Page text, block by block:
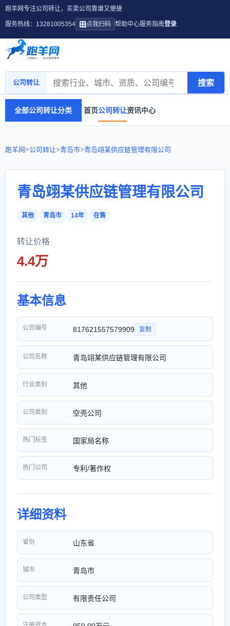
跑羊网专注公司转让，买卖公司靠谱又便捷
服务热线：13281005354 点我扫码 帮助中心服务指南登录
公司转让 搜索
全部公司转让分类 首页公司转让资讯中心
跑羊网>公司转让>青岛市>青岛翊某供应链管理有限公司
青岛翊某供应链管理有限公司
其他 青岛市 14年 在售
转让价格
4.4万
基本信息
公司编号 817621557579909 复制
公司名称 青岛翊某供应链管理有限公司
行业类别 其他
公司类别 空壳公司
热门标签 国家局名称
热门公司 专利/著作权
详细资料
省份 山东省
城市 青岛市
公司类型 有限责任公司